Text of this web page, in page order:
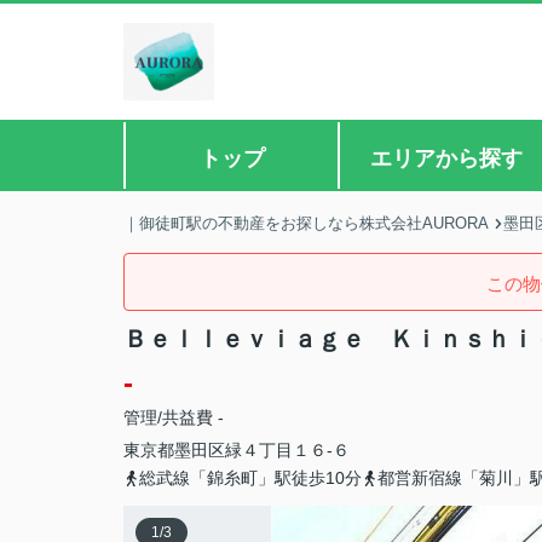
トップ エリアから探す
｜御徒町駅の不動産をお探しなら株式会社AURORA 墨田
この
Ｂｅｌｌｅｖｉａｇｅ Ｋｉｎｓｈｉ
-
管理/共益費 -
東京都墨田区緑 ４丁目１６-６
総武線「錦糸町」駅徒歩10分
都営新宿線「菊川」
1/3